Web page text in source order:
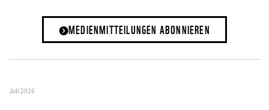
MEDIENMITTEILUNGEN ABONNIEREN
Juli 2026